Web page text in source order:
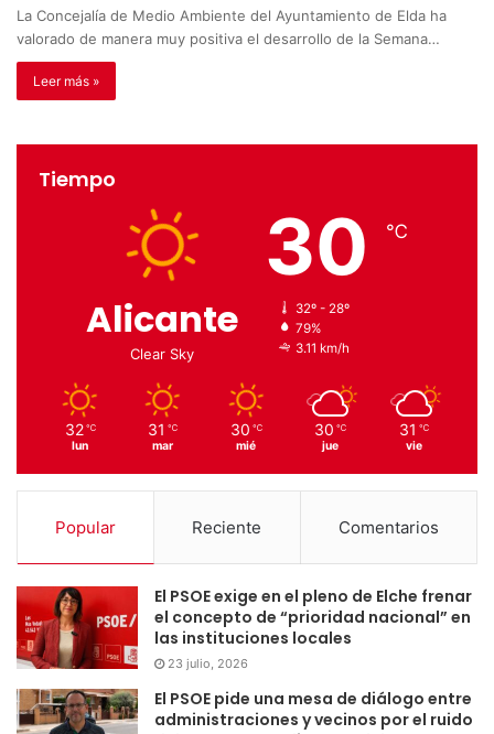
La Concejalía de Medio Ambiente del Ayuntamiento de Elda ha
valorado de manera muy positiva el desarrollo de la Semana…
Leer más »
Tiempo
Alicante
Clear Sky
30 ℃
32º - 28º
79%
3.11 km/h
32 ℃
lun
31 ℃
mar
30 ℃
mié
30 ℃
jue
31 ℃
vie
Popular Reciente Comentarios
El PSOE exige en el pleno de Elche frenar
el concepto de “prioridad nacional” en
las instituciones locales
23 julio, 2026
El PSOE pide una mesa de diálogo entre
administraciones y vecinos por el ruido